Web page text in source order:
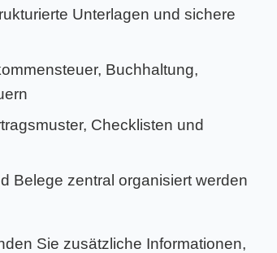
Unterlagen und sichere
Buchhaltung,
Checklisten und
Belege zentral organisiert werden
Sie zusätzliche Informationen,